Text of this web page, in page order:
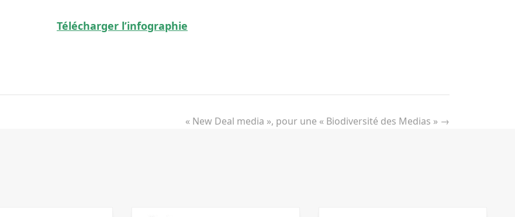
Télécharger l’infographie
« New Deal media », pour une « Biodiversité des Medias » →